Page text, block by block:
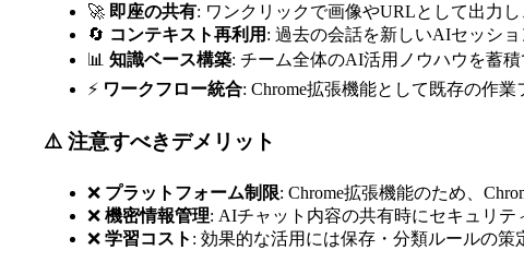
🚀 即座の共有: ワンクリックで画像やURLとして出力
🔄 コンテキスト再利用 : 過去の会話を新しいAIセッシ
📊 知識ベース構築: チーム全体のAI活用ノウハウを蓄積
⚡ ワークフロー統合: Chrome拡張機能として既存の作
⚠️ 注意すべきデメリット
❌ プラットフォーム制限: Chrome拡張機能のため、
❌ 機密情報管理: AIチャット内容の共有時にセキュリテ
❌ 学習コスト : 効果的な活用には保存・分類ルールの策